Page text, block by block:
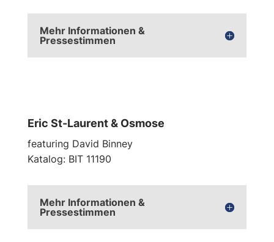
Mehr Informationen &
Pressestimmen
Eric St-Laurent & Osmose
featuring David Binney
Katalog: BIT 11190
Mehr Informationen &
Pressestimmen